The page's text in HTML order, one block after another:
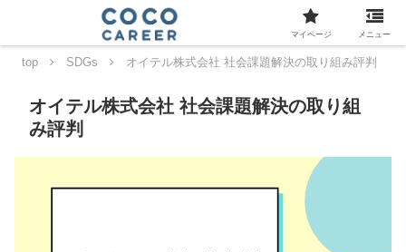
top SDGs オイテル株式会社 社会課題解決の取り組み評判
オイテル株式会社 社会課題解決の取り組
み評判
マイページ メニュー